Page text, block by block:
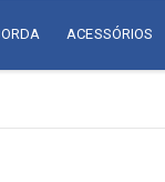
ACESSÓRIOS